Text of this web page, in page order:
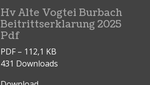
Hv Alte Vogtei Burbach
Beitrittserklarung 2025
Pdf
PDF – 112,1 KB
431 Downloads